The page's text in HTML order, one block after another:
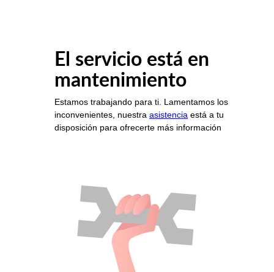
El servicio está en
mantenimiento
Estamos trabajando para ti. Lamentamos los
inconvenientes, nuestra asistencia está a tu
disposición para ofrecerte más información